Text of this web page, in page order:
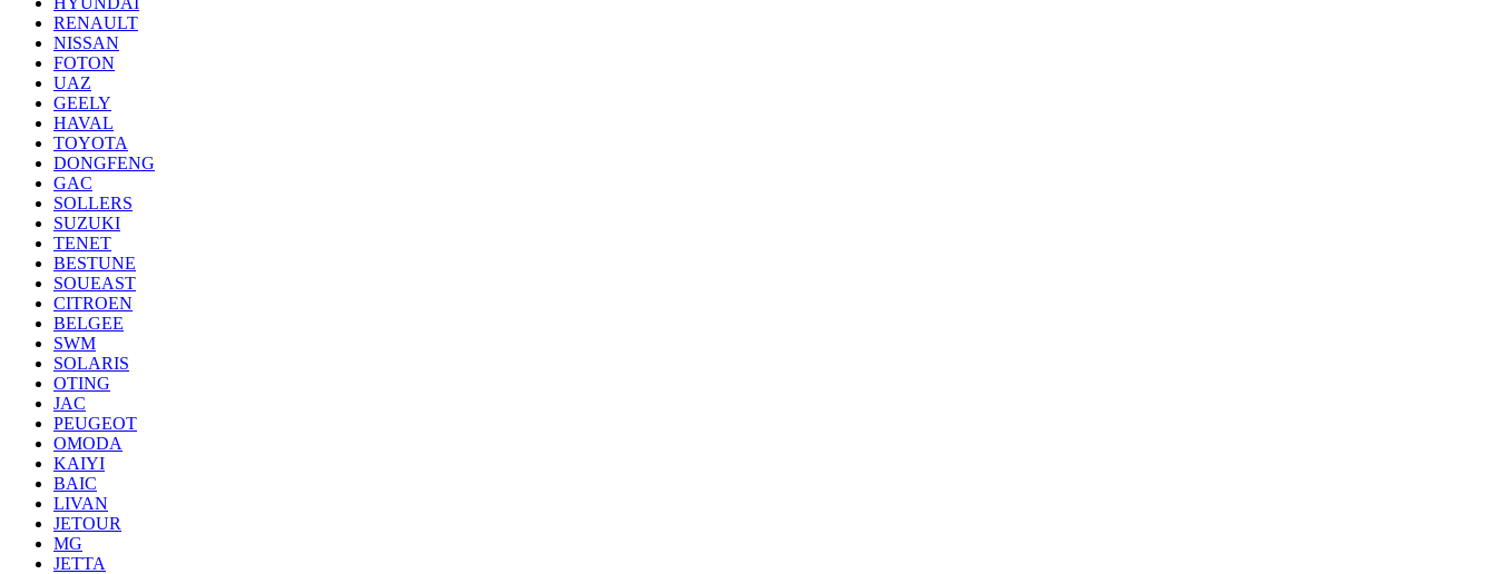
RENAULT
NISSAN
FOTON
UAZ
GEELY
HAVAL
TOYOTA
DONGFENG
GAC
SOLLERS
SUZUKI
TENET
BESTUNE
SOUEAST
CITROEN
BELGEE
SWM
SOLARIS
OTING
JAC
PEUGEOT
OMODA
KAIYI
BAIC
LIVAN
JETOUR
MG
JETTA